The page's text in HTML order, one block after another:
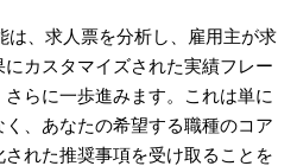
は、求人票を分析し、雇用主が求
カスタマイズされた実績フレー
らに一歩進みます。これは単に
、あなたの希望する職種のコア
れた推奨事項を受け取ることを